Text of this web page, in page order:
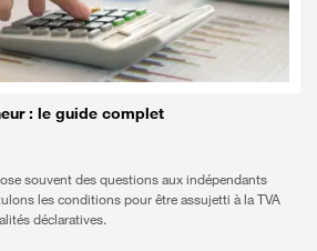
: le guide complet
souvent des questions aux indépendants
les conditions pour être assujetti à la TVA
déclaratives.